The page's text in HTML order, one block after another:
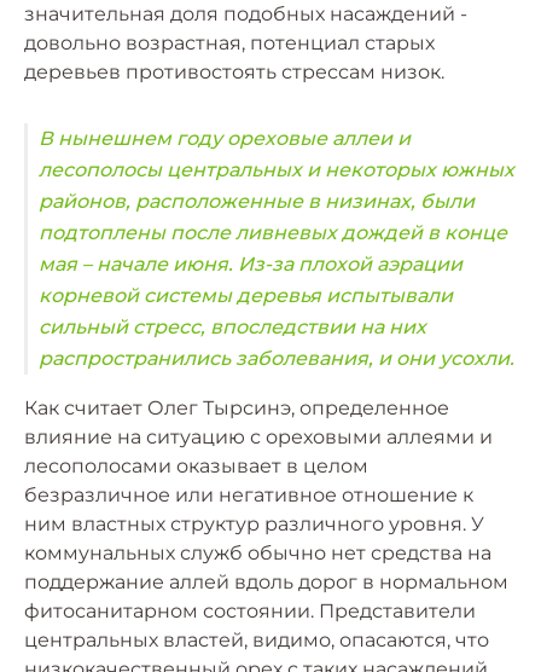
значительная доля подобных насаждений -
довольно возрастная, потенциал старых
деревьев противостоять стрессам низок.
В нынешнем году ореховые аллеи и
лесополосы центральных и некоторых южных
районов, расположенные в низинах, были
подтоплены после ливневых дождей в конце
мая – начале июня. Из-за плохой аэрации
корневой системы деревья испытывали
сильный стресс, впоследствии на них
распространились заболевания, и они усохли.
Как считает Олег Тырсинэ, определенное
влияние на ситуацию с ореховыми аллеями и
лесополосами оказывает в целом
безразличное или негативное отношение к
ним властных структур различного уровня. У
коммунальных служб обычно нет средства на
поддержание аллей вдоль дорог в нормальном
фитосанитарном состоянии. Представители
центральных властей, видимо, опасаются, что